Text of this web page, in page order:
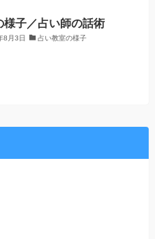
様子／占い師の話術
8月3日 占い教室の様子